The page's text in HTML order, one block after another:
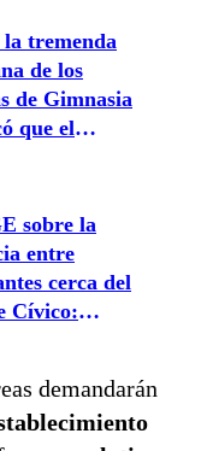
tremenda
de los
de Gimnasia
que el
sobre la
entre
cerca del
Cívico:
demandarán